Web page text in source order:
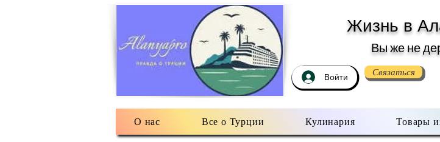
Жизнь в
Вы же не
Войти Связаться
О нас Все о Турции Кулинария Товары